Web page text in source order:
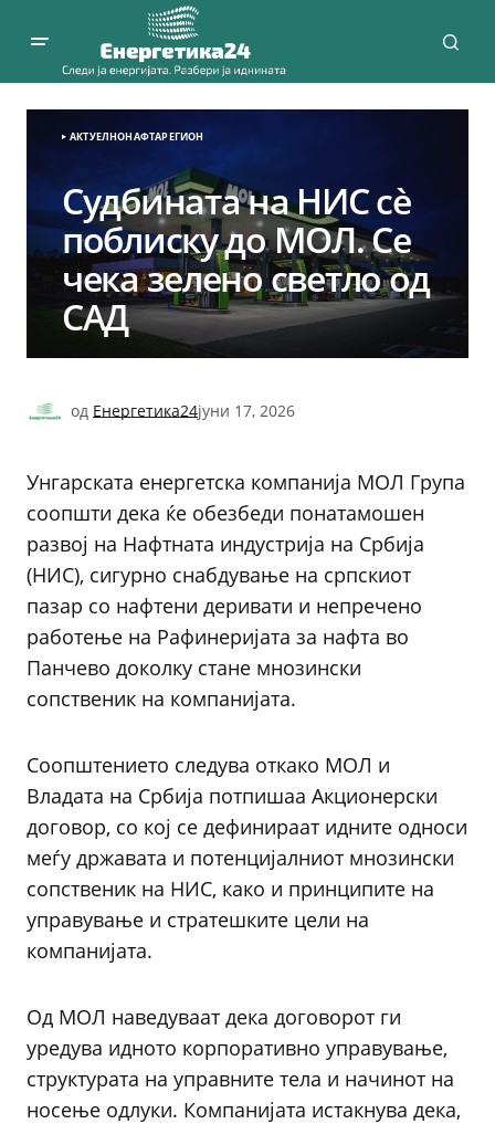
АКТУЕЛНОНАФТАРЕГИОН
Судбината на НИС сè
поблиску до МОЛ. Се
чека зелено светло од
САД
од Енергетика24јуни 17, 2026
Унгарската енергетска компанија МОЛ Група
соопшти дека ќе обезбеди понатамошен
развој на Нафтната индустрија на Србија
(НИС), сигурно снабдување на српскиот
пазар со нафтени деривати и непречено
работење на Рафинеријата за нафта во
Панчево доколку стане мнозински
сопственик на компанијата.
Соопштението следува откако МОЛ и
Владата на Србија потпишаа Акционерски
договор, со кој се дефинираат идните односи
меѓу државата и потенцијалниот мнозински
сопственик на НИС, како и принципите на
управување и стратешките цели на
компанијата.
Од МОЛ наведуваат дека договорот ги
уредува идното корпоративно управување,
структурата на управните тела и начинот на
носење одлуки. Компанијата истакнува дека,